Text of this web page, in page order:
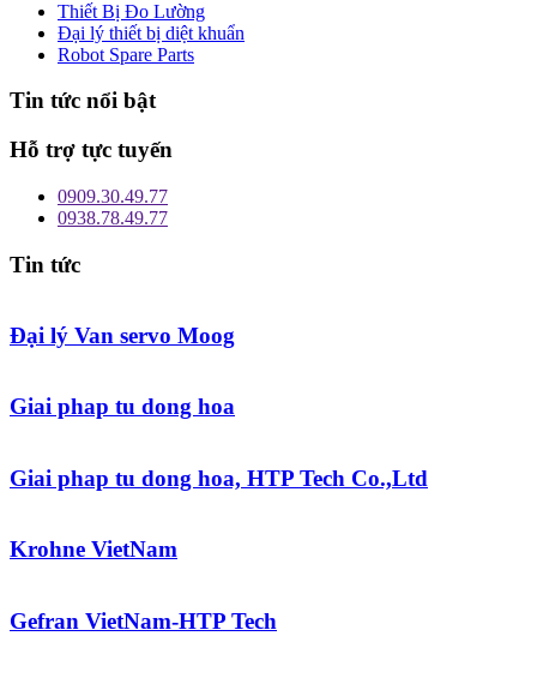
Thiết Bị Đo Lường
Đại lý thiết bị diệt khuẩn
Robot Spare Parts
Tin tức nổi bật
Hỗ trợ tực tuyến
0909.30.49.77
0938.78.49.77
Tin tức
Đại lý Van servo Moog
Giai phap tu dong hoa
Giai phap tu dong hoa, HTP Tech Co.,Ltd
Krohne VietNam
Gefran VietNam-HTP Tech